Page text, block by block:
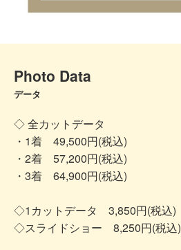
Photo Data
データ
◇ 全カットデータ
・1着 49,500円(税込)
・2着 57,200円(税込)
・3着 64,900円(税込)
◇1カットデータ 3,850円(税込)
◇スライドショー 8,250円(税込)